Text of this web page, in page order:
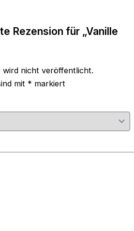
Rezension für „Vanille
wird nicht veröffentlicht.
mit * markiert